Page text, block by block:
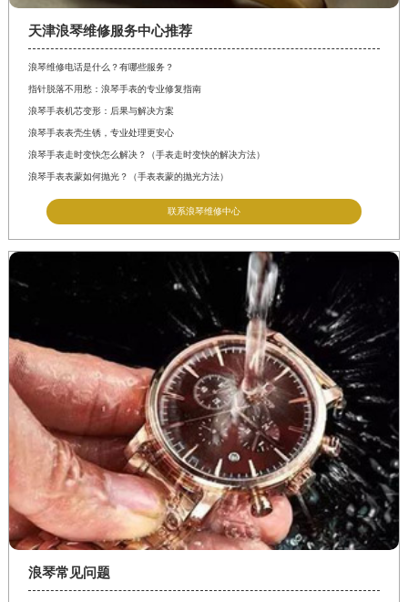
天津浪琴维修服务中心推荐
浪琴维修电话是什么？有哪些服务？
指针脱落不用愁：浪琴手表的专业修复指南
浪琴手表机芯变形：后果与解决方案
浪琴手表表壳生锈，专业处理更安心
浪琴手表走时变快怎么解决？（手表走时变快的解决方法）
浪琴手表表蒙如何抛光？（手表表蒙的抛光方法）
联系浪琴维修中心
浪琴常见问题